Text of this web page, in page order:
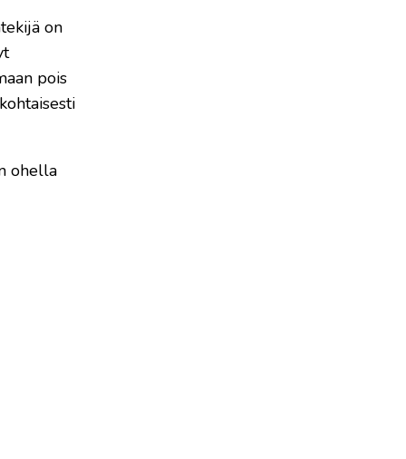
on
pois
ohella